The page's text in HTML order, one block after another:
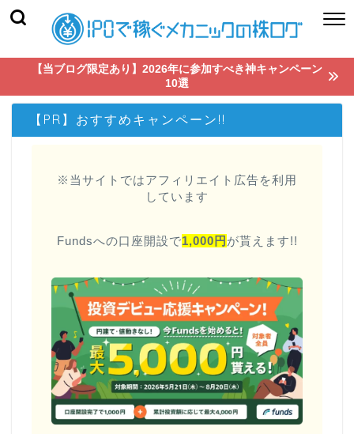
【当ブログ限定あり】2026年に参加すべき神キャンペーン
10選
【PR】おすすめキャンペーン!!
※当サイトではアフィリエイト広告を利用
しています
Fundsへの口座開設で1,000円 が貰えます!!